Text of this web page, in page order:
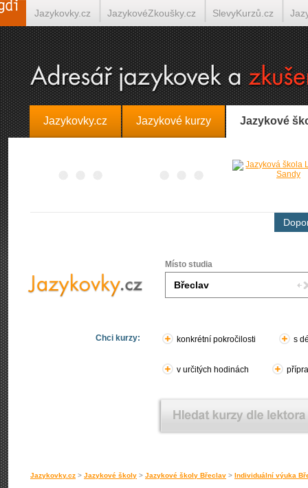
Jazykovky.cz Jazykové kurzy Jazykové
Místo studia
Chci kurzy: konkrétní pokročilosti s
v určitých hodinách
Jazykovky.cz > Jazykové školy > Jazykové školy Břeclav > Individuální výuka
Jazykovky.cz JazykovéZkoušky.cz SlevyKurzů.cz
Španělština on-line Italština on-line Tlumočení-